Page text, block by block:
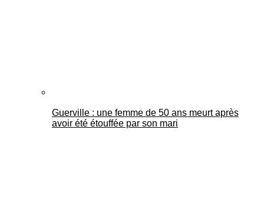
Guerville : une femme de 50 ans meurt après
avoir été étouffée par son mari